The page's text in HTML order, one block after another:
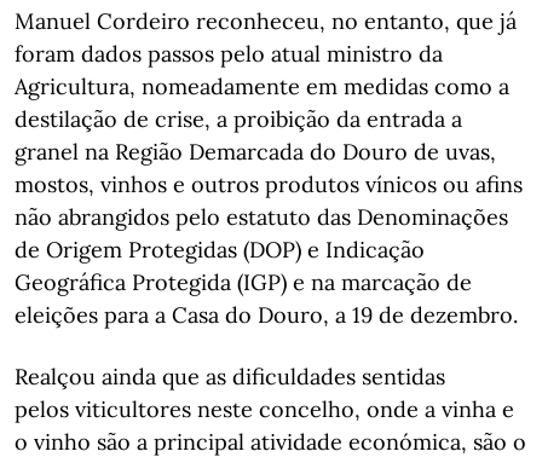
Manuel Cordeiro reconheceu, no entanto, que já
foram dados passos pelo atual ministro da
Agricultura, nomeadamente em medidas como a
destilação de crise, a proibição da entrada a
granel na Região Demarcada do Douro de uvas,
mostos, vinhos e outros produtos vínicos ou afins
não abrangidos pelo estatuto das Denominações
de Origem Protegidas (DOP) e Indicação
Geográfica Protegida (IGP) e na marcação de
eleições para a Casa do Douro, a 19 de dezembro.
Realçou ainda que as dificuldades sentidas
pelos viticultores neste concelho, onde a vinha e
o vinho são a principal atividade económica, são o